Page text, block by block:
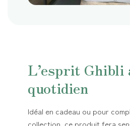
L’esprit Ghibli
quotidien
Idéal en cadeau ou pour
collection, ce produit fera